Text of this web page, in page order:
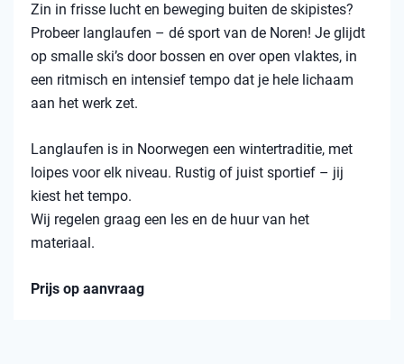
Zin in frisse lucht en beweging buiten de skipistes?
Probeer langlaufen – dé sport van de Noren! Je glijdt
op smalle ski’s door bossen en over open vlaktes, in
een ritmisch en intensief tempo dat je hele lichaam
aan het werk zet.
Langlaufen is in Noorwegen een wintertraditie, met
loipes voor elk niveau. Rustig of juist sportief – jij
kiest het tempo.
Wij regelen graag een les en de huur van het
materiaal.
Prijs op aanvraag